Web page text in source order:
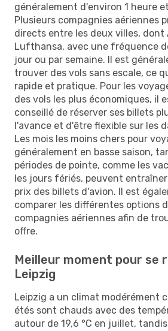
généralement d'environ 1 heure
Plusieurs compagnies aériennes
directs entre les deux villes, dont
Lufthansa, avec une fréquence
jour ou par semaine. Il est
trouver des vols sans escale, ce
rapide et pratique. Pour les
des vols les plus économiques, il
conseillé de réserver ses billets
l'avance et d'être flexible sur les
Les mois les moins chers pour
généralement en basse saison,
périodes de pointe, comme les
les jours fériés, peuvent
prix des billets d'avion. Il est
comparer les différentes options
compagnies aériennes afin de
offre.
Meilleur moment pour se
Leipzig
Leipzig a un climat modérément
étés sont chauds avec des
autour de 19,6 °C en juillet,